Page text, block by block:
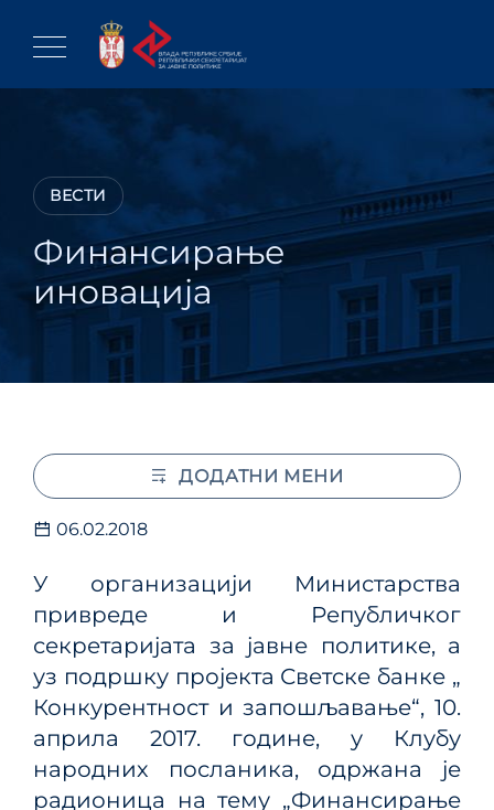
content
ВЕСТИ
Финансирање
иновација
06.02.2018
У организацији Министарства
привреде и Републичког
секретаријата за јавне политике, а
уз подршку пројекта Светске банке „
Конкурентност и запошљавање“, 10.
априла 2017. године, у Клубу
народних посланика, одржана је
радионица на тему „Финансирање
ДОДАТНИ МЕНИ